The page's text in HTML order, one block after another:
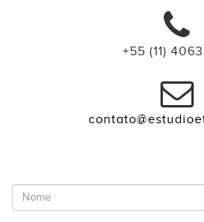
+55 (11) 4063